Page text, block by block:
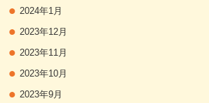
2024年1月
2023年12月
2023年11月
2023年10月
2023年9月